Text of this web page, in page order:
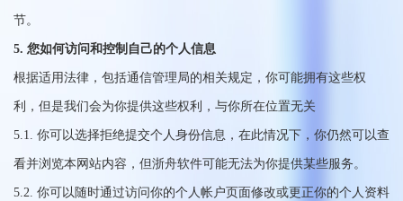
节。
5. 您如何访问和控制自己的个人信息
根据适用法律，包括通信管理局的相关规定，你可能拥有这些权
利，但是我们会为你提供这些权利，与你所在位置无关
5.1. 你可以选择拒绝提交个人身份信息，在此情况下，你仍然可以查
看并浏览本网站内容，但浙舟软件可能无法为你提供某些服务。
5.2. 你可以随时通过访问你的个人帐户页面修改或更正你的个人资料